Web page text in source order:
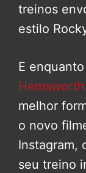
treinos
estilo
E
Hemsworth
melhor
o novo
Instagram,
seu treino